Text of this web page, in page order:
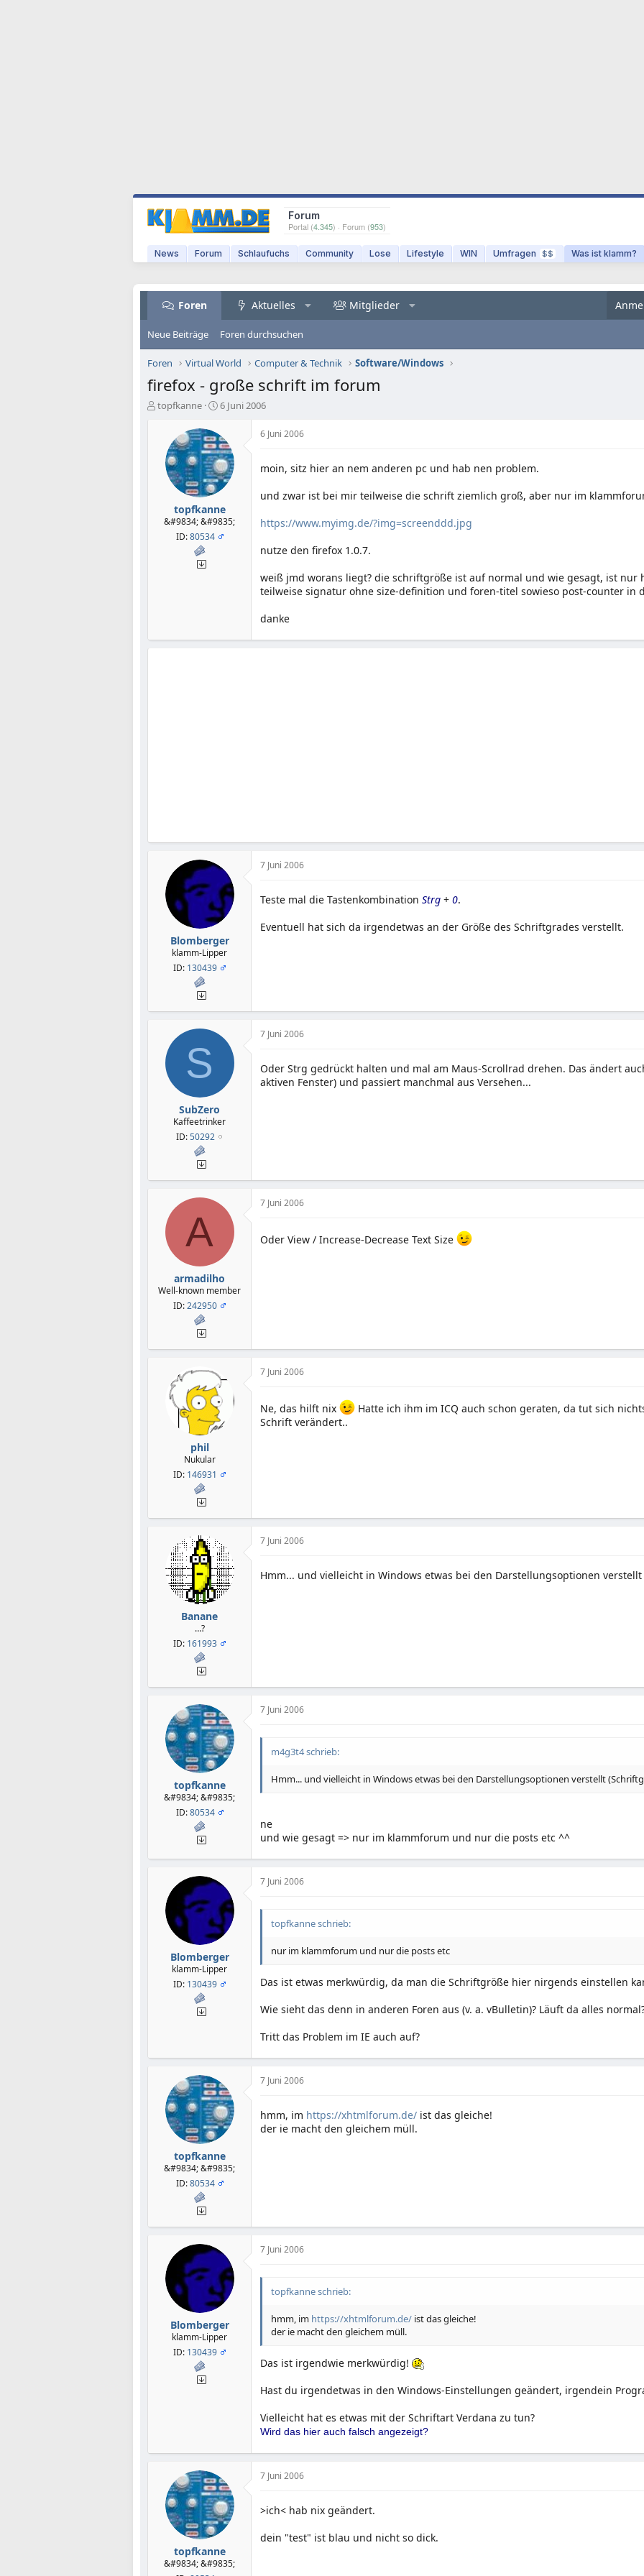
Forum
Portal (4.345) · Forum (953)
News Forum Schlaufuchs Community Lose Lifestyle WIN Umfragen $$ Was ist klamm?
Foren Aktuelles Mitglieder
Neue Beiträge Foren durchsuchen
Foren Virtual World Computer & Technik Software/Windows
firefox - große schrift im forum
E
topfkanne
E
t
e
l
l
t
a
m
6 Juni 2006
topfkanne
&#9834; &#9835;
ID:80534
6 Juni 2006
moin, sitz hier an nem anderen pc und hab nen problem.
und zwar ist bei mir teilweise die schrift ziemlich groß, aber nur im
https://www.myimg.de/?img=screenddd.jpg
nutze den firefox 1.0.7.
weiß jmd worans liegt? die schriftgröße ist auf normal und wie gesagt, ist nur
teilweise signatur ohne size-definition und foren-titel sowieso post-counter in
danke
Blomberger
klamm-Lipper
ID: 130439
7 Juni 2006
Teste mal die Tastenkombination Strg + 0.
Eventuell hat sich da irgendetwas an der Größe des Schriftgrades verstellt.
S
SubZero
Kaffeetrinker
ID:50292
7 Juni 2006
Oder Strg gedrückt halten und mal am Maus-Scrollrad drehen. Das ändert
aktiven Fenster) und passiert manchmal aus Versehen...
A
armadilho
Well-known member
ID:242950
7 Juni 2006
Oder View / Increase-Decrease Text Size
phil
Nukular
ID: 146931
7 Juni 2006
Ne, das hilft nix
Hatte ich ihm im ICQ auch schon geraten, da tut sich
Schrift verändert..
Banane
…?
ID: 161993
7 Juni 2006
Hmm... und vielleicht in Windows etwas bei den Darstellungsoptionen verstellt
topfkanne
&#9834; &#9835;
ID:80534
7 Juni 2006
m4g3t4 schrieb:
Hmm... und vielleicht in Windows etwas bei den Darstellungsoptionen verstellt
ne
und wie gesagt => nur im klammforum und nur die posts etc ^^
Blomberger
klamm-Lipper
ID: 130439
7 Juni 2006
topfkanne schrieb:
nur im klammforum und nur die posts etc
Das ist etwas merkwürdig, da man die Schriftgröße hier nirgends einstellen
Wie sieht das denn in anderen Foren aus (v. a. vBulletin)? Läuft da alles
Tritt das Problem im IE auch auf?
topfkanne
&#9834; &#9835;
ID:80534
7 Juni 2006
hmm, im https://xhtmlforum.de/ ist das gleiche!
der ie macht den gleichem müll.
Blomberger
klamm-Lipper
ID: 130439
7 Juni 2006
topfkanne schrieb:
hmm, im https://xhtmlforum.de/ ist das gleiche!
der ie macht den gleichem müll.
Das ist irgendwie merkwürdig!
Hast du irgendetwas in den Windows-Einstellungen geändert, irgendein
Vielleicht hat es etwas mit der Schriftart Verdana zu tun?
Wird das hier auch falsch angezeigt?
topfkanne
&#9834; &#9835;
7 Juni 2006
>ich< hab nix geändert.
dein "test" ist blau und nicht so dick.